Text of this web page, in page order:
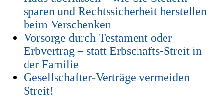
sparen und Rechtssicherheit herstellen
beim Verschenken
Vorsorge durch Testament oder
Erbvertrag – statt Erbschafts-Streit in
der Familie
Gesellschafter-Verträge vermeiden
Streit!